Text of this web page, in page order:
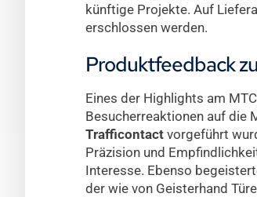
künftige Projekte. Auf
erschlossen werden.
Produktfeedback
Eines der Highlights am
Besucherreaktionen auf die
Trafficontactvorgeführt
Präzision und
Interesse. Ebenso
der wie von Geisterhand